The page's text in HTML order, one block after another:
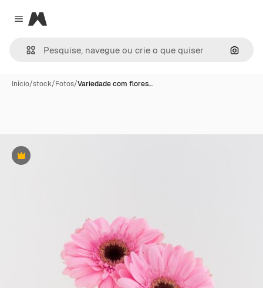
Close menu
Magnific
Início/stock/Fotos/Variedade com flores…
Premium